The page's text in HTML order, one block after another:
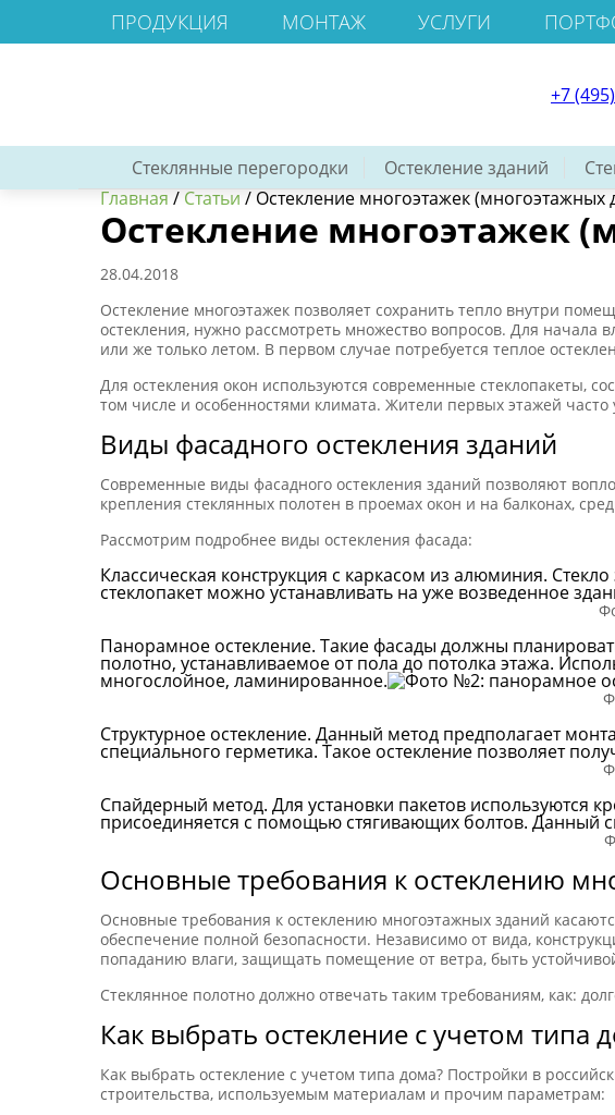
ПРОДУКЦИЯ МОНТАЖ УСЛУГИ
+7
Стеклянные перегородки Остекление зданий
Главная / Статьи / Остекление многоэтажек (многоэтажных
Остекление многоэтажек
28.04.2018
Остекление многоэтажек позволяет сохранить тепло внутри
остекления, нужно рассмотреть множество вопросов. Для начала
или же только летом. В первом случае потребуется теплое
Для остекления окон используются современные стеклопакеты,
том числе и особенностями климата. Жители первых этажей
Виды фасадного остекления зданий
Современные виды фасадного остекления зданий позволяют
крепления стеклянных полотен в проемах окон и на балконах,
Рассмотрим подробнее виды остекления фасада:
Классическая конструкция с каркасом из алюминия.
стеклопакет можно устанавливать на уже возведенное
Панорамное остекление. Такие фасады должны
полотно, устанавливаемое от пола до потолка этажа.
многослойное, ламинированное.
Структурное остекление. Данный метод предполагает
специального герметика. Такое остекление позволяет
Спайдерный метод. Для установки пакетов
присоединяется с помощью стягивающих болтов. Данный
Основные требования к остеклению
Основные требования к остеклению многоэтажных зданий
обеспечение полной безопасности. Независимо от вида,
попаданию влаги, защищать помещение от ветра, быть
Стеклянное полотно должно отвечать таким требованиям, как:
Как выбрать остекление с учетом типа
Как выбрать остекление с учетом типа дома? Постройки в
строительства, используемым материалам и прочим параметрам: